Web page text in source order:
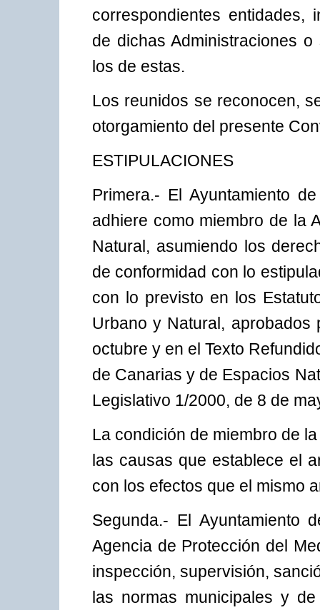
correspondientes entidades,
de dichas Administraciones
los de estas.
Los reunidos se reconocen,
otorgamiento del presente
ESTIPULACIONES
Primera.- El Ayuntamiento
adhiere como miembro de la
Natural, asumiendo los
de conformidad con lo
con lo previsto en los
Urbano y Natural, aprobados
octubre y en el Texto
de Canarias y de Espacios
Legislativo 1/2000, de 8 de
La condición de miembro de
las causas que establece el
con los efectos que el mismo
Segunda.- El Ayuntamiento
Agencia de Protección del
inspección, supervisión,
las normas municipales y